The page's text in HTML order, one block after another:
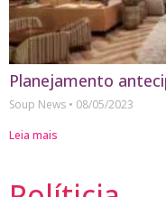
Planejamento
Soup News
08/05/2023
Leia mais